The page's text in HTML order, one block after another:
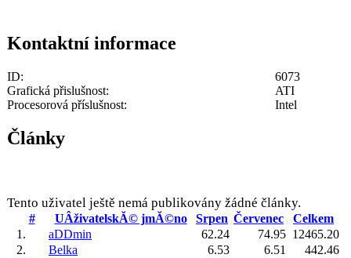
Kontaktní informace
ID:
6073
Grafická přislušnost:
ATI
Procesorová příslušnost:
Intel
Články
Tento uživatel ještě nemá publikovány žádné články.
# UÂživatelskĂ© jmĂ©no Srpen Červenec
Celkem
1.
aDDmin 62.24 74.95 12465.20
2.
Belka 6.53 6.51
442.46